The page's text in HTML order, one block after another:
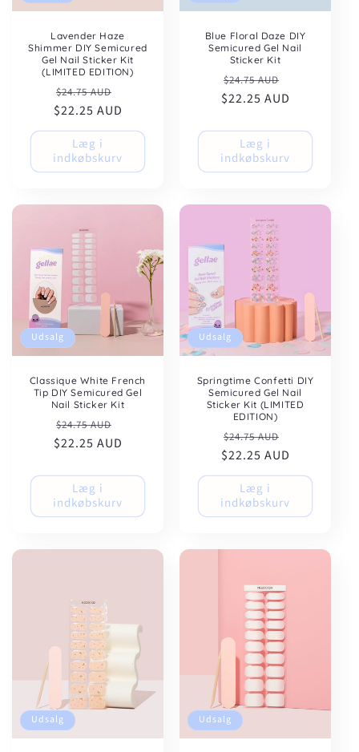
Lavender Haze
Shimmer DIY Semicured
Gel Nail Sticker Kit
(LIMITED EDITION)
Normalpris
$24.75 AUD
$22.25 AUD
Læg i
indkøbskurv
Blue Floral Daze DIY
Semicured Gel Nail
Sticker Kit
Normalpris
$24.75 AUD
$22.25 AUD
Læg i
indkøbskurv
Udsalg
Classique White French
Tip DIY Semicured Gel
Nail Sticker Kit
Normalpris
$24.75 AUD
$22.25 AUD
Læg i
indkøbskurv
Udsalg
Springtime Confetti DIY
Semicured Gel Nail
Sticker Kit (LIMITED
EDITION)
Normalpris
$24.75 AUD
$22.25 AUD
Læg i
indkøbskurv
Udsalg Udsalg